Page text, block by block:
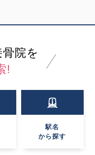
院を
!
駅名
から探す